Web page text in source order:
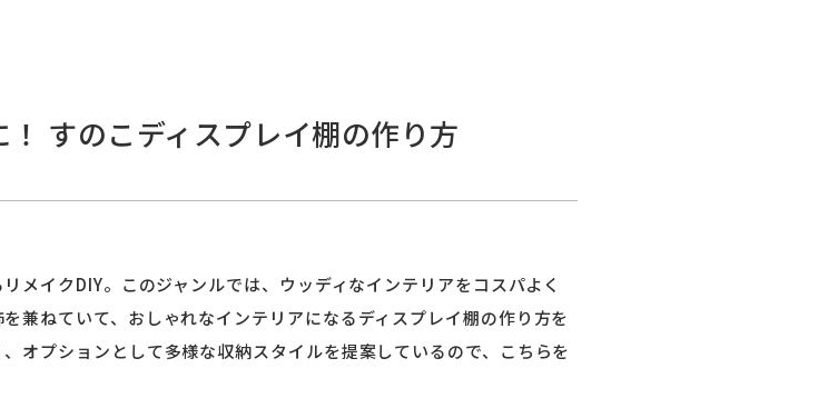
すのこディスプレイ棚の作り方
メイクDIY。このジャンルでは、ウッディなインテリアをコスパよく
兼ねていて、おしゃれなインテリアになるディスプレイ棚の作り方を
オプションとして多様な収納スタイルを提案しているので、こちらを